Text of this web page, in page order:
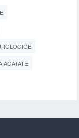
AGATATE